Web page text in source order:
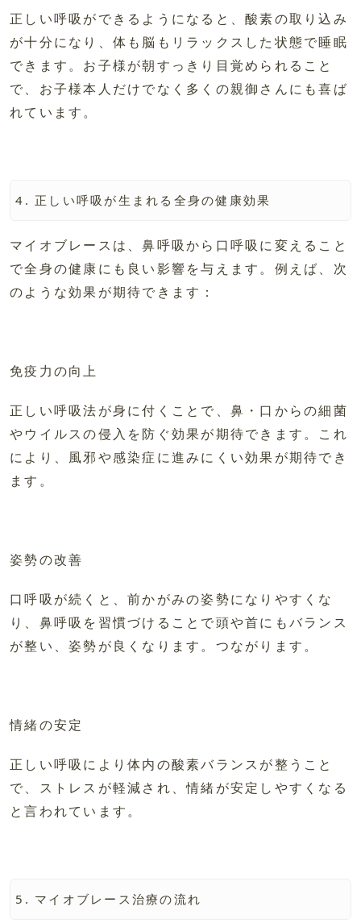
正しい呼吸ができるようになると、酸素の取り込み
が十分になり、体も脳もリラックスした状態で睡眠
できます。お子様が朝すっきり目覚められること
で、お子様本人だけでなく多くの親御さんにも喜ば
れています。
正しい呼吸が生まれる全身の健康効果
マイオブレースは、鼻呼吸から口呼吸に変えること
で全身の健康にも良い影響を与えます。例えば、次
のような効果が期待できます：
免疫力の向上
正しい呼吸法が身に付くことで、鼻・口からの細菌
やウイルスの侵入を防ぐ効果が期待できます。これ
により、風邪や感染症に進みにくい効果が期待でき
ます。
姿勢の改善
口呼吸が続くと、前かがみの姿勢になりやすくな
り、鼻呼吸を習慣づけることで頭や首にもバランス
が整い、姿勢が良くなります。つながります。
情緒の安定
正しい呼吸により体内の酸素バランスが整うこと
で、ストレスが軽減され、情緒が安定しやすくなる
と言われています。
マイオブレース治療の流れ